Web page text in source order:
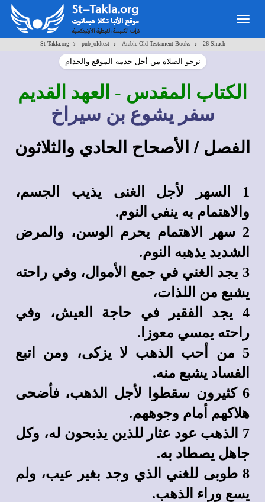
St-Takla.org> pub_oldtest> Arabic-Old-Testament-Books> 26-Sirach
نرجو الصلاة من أجل خدمة الموقع والخدام
الكتاب المقدس - العهد القديم
سفر يشوع بن سيراخ
الفصل / الأصحاح الحادي والثلاثون
1 السهر لأجل الغنى يذيب الجسم،
والاهتمام به ينفي النوم.
2 سهر الاهتمام يحرم الوسن، والمرض
الشديد يذهبه النوم.
3 يجد الغني في جمع الأموال، وفي راحته
يشبع من اللذات،
4 يجد الفقير في حاجة العيش، وفي
راحته يمسي معوزا.
5 من أحب الذهب لا يزكى، ومن اتبع
الفساد يشبع منه.
6 كثيرون سقطوا لأجل الذهب، فأضحى
هلاكهم أمام وجوههم.
7 الذهب عود عثار للذين يذبحون له، وكل
جاهل يصطاد به.
8 طوبى للغني الذي وجد بغير عيب، ولم
يسع وراء الذهب.